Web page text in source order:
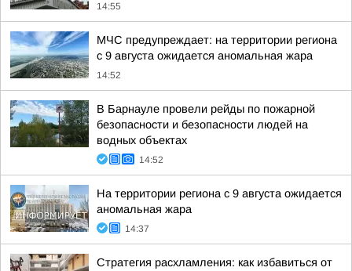
14:55
МЧС предупреждает: на территории региона
с 9 августа ожидается аномальная жара
14:52
В Барнауле провели рейды по пожарной
безопасности и безопасности людей на
водных объектах
14:52
На территории региона с 9 августа ожидается
аномальная жара
14:37
Стратегия расхламления: как избавиться от